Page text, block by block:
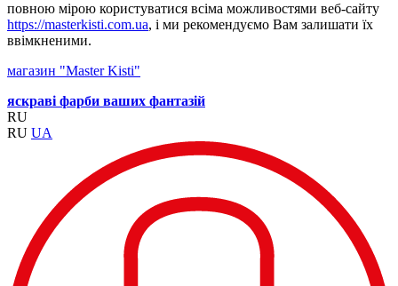
повною мірою користуватися всіма можливостями веб-сайту
https://masterkisti.com.ua, і ми рекомендуємо Вам залишати їх
ввімкненими.
магазин "Master Kisti"
яскраві фарби ваших фантазій
RU
RU UA